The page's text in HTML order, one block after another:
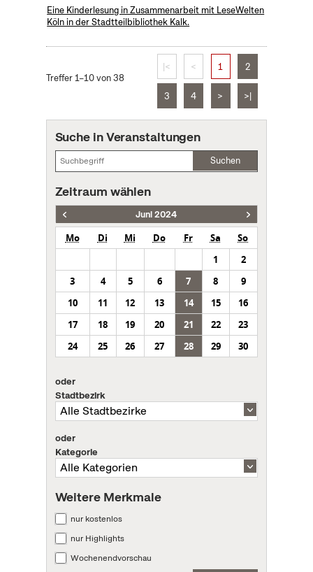
Eine Kinderlesung in Zusammenarbeit mit LeseWelten
Köln in der Stadtteilbibliothek Kalk.
Treffer 1–10 von 38
|< < 1 2
3 4 > >|
Suche in Veranstaltungen
Suchen
Zeitraum wählen
Juni 2024
Mo Di Mi Do Fr Sa
So
1
2
3
4 5 6 7 8
9
10
11 12 13 14 15
16
17
18 19 20 21 22
23
24
25 26 27 28 29 30
oder
Stadtbezirk
oder
Kategorie
Weitere Merkmale
nur kostenlos
nur Highlights
Wochenendvorschau